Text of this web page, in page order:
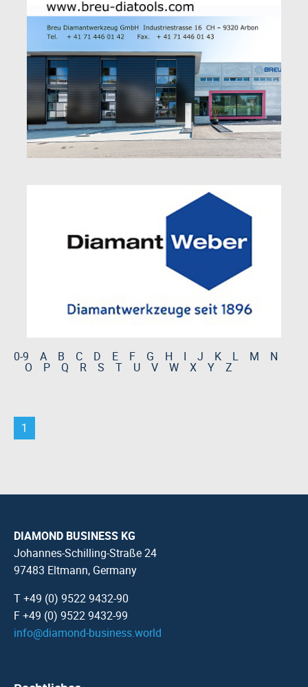
0-9 A B C D E F G H I J K L M N
O P Q R S T U V W X Y Z
1
DIAMOND BUSINESS KG
Johannes-Schilling-Straße 24
97483 Eltmann, Germany
T +49 (0) 9522 9432-90
F +49 (0) 9522 9432-99
info@diamond-business.world